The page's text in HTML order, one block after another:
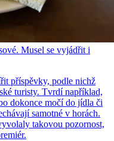
Musel se vyjádřit i
příspěvky, podle nichž
turisty. Tvrdí například,
dokonce močí do jídla či
samotné v horách.
takovou pozornost,